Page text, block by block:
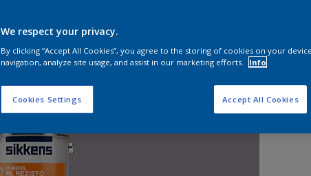
We respect your privacy.
By clicking “Accept All Cookies”, you agree to the storing of cookies on your
navigation, analyze site usage, and assist in our marketing efforts.
Info
Cookies Settings Accept All Cookies